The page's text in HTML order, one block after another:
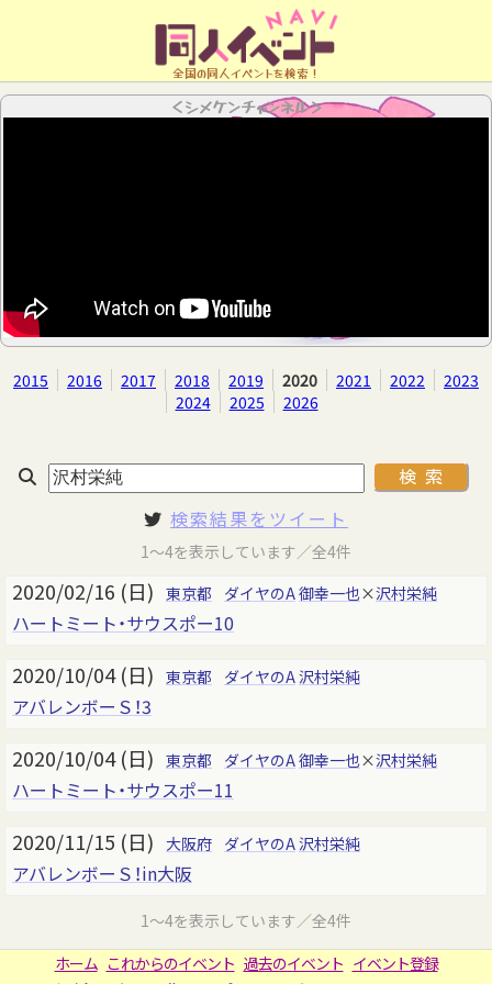
全国の同人イベントを検索！
＜シメケンチャンネル＞
2015 2016 2017 2018 2019 2020 2021 2022
2023
2024
2025 2026
検索結果をツイート
1～4を表示しています／全4件
2020/02/16 (日) 東京都 ダイヤのA御幸一也×沢村栄純
ハートミート・サウスポー10
2020/10/04 (日) 東京都 ダイヤのA沢村栄純
アバレンボーＳ！3
2020/10/04 (日) 東京都 ダイヤのA御幸一也×沢村栄純
ハートミート・サウスポー11
2020/11/15 (日) 大阪府 ダイヤのA沢村栄純
アバレンボーＳ！in大阪
1～4を表示しています／全4件
ホーム これからのイベント 過去のイベント イベント登録